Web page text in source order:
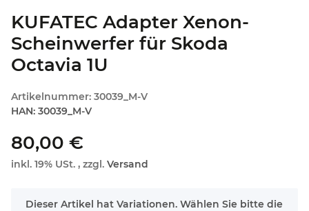
KUFATEC Adapter Xenon-
Scheinwerfer für Skoda
Octavia 1U
Artikelnummer: 30039_M-V
HAN: 30039_M-V
80,00 €
inkl. 19% USt. , zzgl. Versand
x
Dieser Artikel hat Variationen. Wählen Sie bitte die